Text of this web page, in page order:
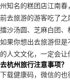
州知名的糕团店江南
前去旅游的游客吃了
擂沙汤圆、芝麻白团、
如果你想出去旅游但
的人文文化，一定会让
去杭州旅行注意事项？
下载健康码，微信的